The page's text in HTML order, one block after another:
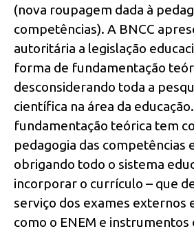
(nova roupagem dada à
competências). A BNCC
autoritária a legislação
forma de fundamentação
desconsiderando toda a
científica na área da
fundamentação teórica tem
pedagogia das competências
obrigando todo o sistema
incorporar o currículo – que
serviço dos exames externos
como o ENEM e